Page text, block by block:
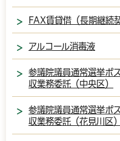
FAX賃貸借（長期継続
アルコール消毒液
参議院議員通常選挙ポ
収業務委託（中央区）
参議院議員通常選挙ポ
収業務委託（花見川区）